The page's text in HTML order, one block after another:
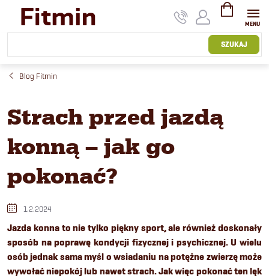
treści
SZUKAJ
KOSZYK
Blog Fitmin
Strach przed jazdą
konną – jak go
pokonać?
1.2.2024
Jazda konna to nie tylko piękny sport, ale również doskonały
sposób na poprawę kondycji fizycznej i psychicznej. U wielu
osób jednak sama myśl o wsiadaniu na potężne zwierzę może
wywołać niepokój lub nawet strach. Jak więc pokonać ten lęk